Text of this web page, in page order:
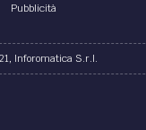
Pubblicità
Inforomatica S.r.l.